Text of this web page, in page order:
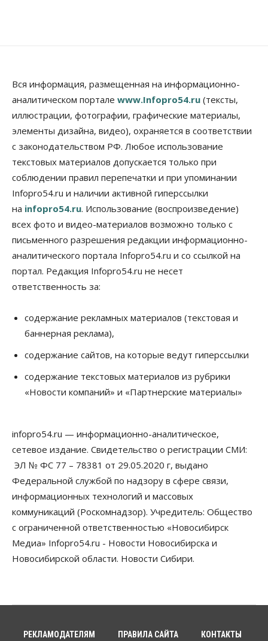
В мэрии Новосибирска объяснили ситуацию с
пешеходной зоной на улице Ленина
05 Августа 2026, 18:00
Бизнес Власть
Независимые АЗС Новосибирска
получают до 20% топлива, прописанного в
контрактах
05 Августа 2026, 17:00
Власть
Губернатор поблагодарил новосибирских
строителей за вклад в развитие региона
05 Августа 2026, 16:40
Бизнес Общество
Самые популярные у
предпринимателей сферы бизнеса назвали в
Новосибирске
Недвижимость
Летний марафон скидок в ГК «Расцветай — до 16
05 Августа 2026, 15:55
Недвижимость
Проект нового микрорайона на улице Кирова
Бизнес Промышленность
Новосибирские компании произвели косметики
на два миллиарда рублей
05 Августа 2026, 15:00
Власть Финансы
Криптовалюта в России официально стала
имуществом
05 Августа 2026, 14:00
Недвижимость
Ночные маршруты автобусов предлагают ввести
Вся информация, размещенная на информационно-
аналитическом портале www.Infopro54.ru (тексты,
иллюстрации, фотографии, графические материалы,
элементы дизайна, видео), охраняется в соответствии
с законодательством РФ. Любое использование
текстовых материалов допускается только при
соблюдении правил перепечатки и при упоминании
Infopro54.ru и наличии активной гиперссылки
на infopro54.ru. Использование (воспроизведение)
всех фото и видео-материалов возможно только с
письменного разрешения редакции информационно-
аналитического портала Infopro54.ru и со ссылкой на
портал. Редакция Infopro54.ru не несет
ответственность за:
содержание рекламных материалов (текстовая и
баннерная реклама),
содержание сайтов, на которые ведут гиперссылки
содержание текстовых материалов из рубрики
«Новости компаний» и «Партнерские материалы»
infopro54.ru — информационно-аналитическое,
сетевое издание. Свидетельство о регистрации СМИ:
ЭЛ № ФС 77 – 78381 от 29.05.2020 г, выдано
Федеральной службой по надзору в сфере связи,
информационных технологий и массовых
коммуникаций (Роскомнадзор). Учредитель: Общество
с ограниченной ответственностью «Новосибирск
Медиа» Infopro54.ru - Новости Новосибирска и
Новосибирской области. Новости Сибири.
РЕКЛАМОДАТЕЛЯМ ПРАВИЛА САЙТА КОНТАКТЫ